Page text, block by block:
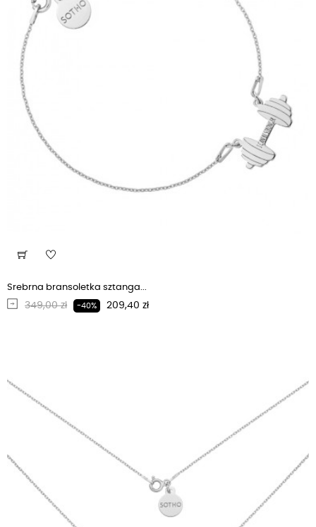
Srebrna bransoletka sztanga...
Regularna cena
349,00 zł -40% Cena
209,40 zł